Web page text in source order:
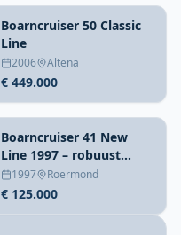
Boarncruiser 50 Classic
Line
2006 Altena
€ 449.000
Boarncruiser 41 New
Line 1997 – robuust
stalen motorjacht
1997 Roermond
€ 125.000